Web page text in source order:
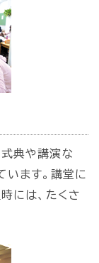
典や講演な
います。講堂に
には、たくさ